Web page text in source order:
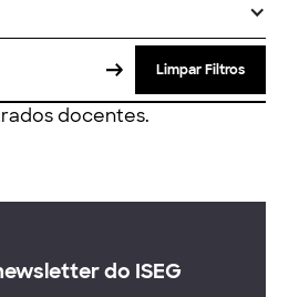
Limpar Filtros
docentes.
do ISEG